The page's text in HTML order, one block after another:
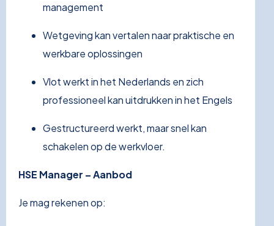
management
Wetgeving kan vertalen naar praktische en
werkbare oplossingen
Vlot werkt in het Nederlands en zich
professioneel kan uitdrukken in het Engels
Gestructureerd werkt, maar snel kan
schakelen op de werkvloer.
HSE Manager – Aanbod
Je mag rekenen op: